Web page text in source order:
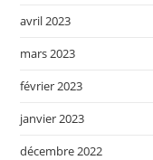
avril 2023
mars 2023
février 2023
janvier 2023
décembre 2022